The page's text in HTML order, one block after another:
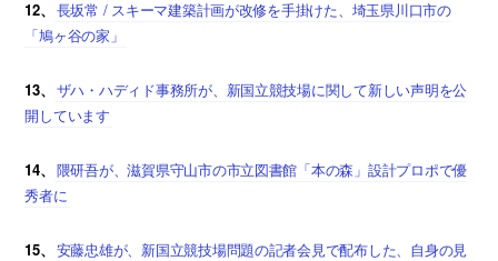
12、 長坂常 / スキーマ建築計画が改修を手掛けた、埼玉県川口市の
「鳩ヶ谷の家」
13、 ザハ・ハディド事務所が、新国立競技場に関して新しい声明を公
開しています
14、 隈研吾が、滋賀県守山市の市立図書館「本の森」設計プロポで優
秀者に
15、 安藤忠雄が、新国立競技場問題の記者会見で配布した、自身の見